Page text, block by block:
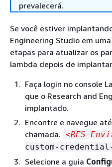
prevalecerá.
Se você estiver
Engineering Studio em
etapas para atualizar os
lambda depois de
Faça login no console
que o Research and
implantado.
Encontre e navegue
chamada. <RES-
custom-
Selecione a guia